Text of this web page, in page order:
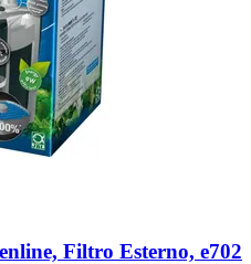
Filtro Esterno, e702